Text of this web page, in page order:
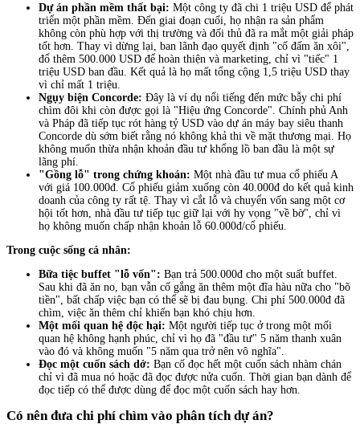
Dự án phần mềm thất bại: Một công ty đã chi 1 triệu USD để phát
triển một phần mềm. Đến giai đoạn cuối, họ nhận ra sản phẩm
không còn phù hợp với thị trường và đối thủ đã ra mắt một giải pháp
tốt hơn. Thay vì dừng lại, ban lãnh đạo quyết định "cố đấm ăn xôi",
đổ thêm 500.000 USD để hoàn thiện và marketing, chỉ vì "tiếc" 1
triệu USD ban đầu. Kết quả là họ mất tổng cộng 1,5 triệu USD thay
vì chỉ mất 1 triệu.
Ngụy biện Concorde: Đây là ví dụ nổi tiếng đến mức bẫy chi phí
chìm đôi khi còn được gọi là "Hiệu ứng Concorde". Chính phủ Anh
và Pháp đã tiếp tục rót hàng tỷ USD vào dự án máy bay siêu thanh
Concorde dù sớm biết rằng nó không khả thi về mặt thương mại. Họ
không muốn thừa nhận khoản đầu tư khổng lồ ban đầu là một sự
lãng phí.
"Gồng lỗ" trong chứng khoán: Một nhà đầu tư mua cổ phiếu A
với giá 100.000đ. Cổ phiếu giảm xuống còn 40.000đ do kết quả kinh
doanh của công ty rất tệ. Thay vì cắt lỗ và chuyển vốn sang một cơ
hội tốt hơn, nhà đầu tư tiếp tục giữ lại với hy vọng "về bờ", chỉ vì
họ không muốn chấp nhận khoản lỗ 60.000đ/cổ phiếu.
Trong cuộc sống cá nhân:
Bữa tiệc buffet "lỗ vốn": Bạn trả 500.000đ cho một suất buffet.
Sau khi đã ăn no, bạn vẫn cố gắng ăn thêm một đĩa hàu nữa cho "bõ
tiền", bất chấp việc bạn có thể sẽ bị đau bụng. Chi phí 500.000đ đã
chìm, việc ăn thêm chỉ khiến bạn khó chịu hơn.
Một mối quan hệ độc hại: Một người tiếp tục ở trong một mối
quan hệ không hạnh phúc, chỉ vì họ đã "đầu tư" 5 năm thanh xuân
vào đó và không muốn "5 năm qua trở nên vô nghĩa".
Đọc một cuốn sách dở: Bạn cố đọc hết một cuốn sách nhàm chán
chỉ vì đã mua nó hoặc đã đọc được nửa cuốn. Thời gian bạn dành để
đọc tiếp có thể được dùng để đọc một cuốn sách hay hơn.
Có nên đưa chi phí chìm vào phân tích dự án?